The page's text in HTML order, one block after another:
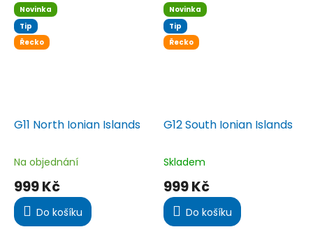
kanárských ostrovů –
ideální pro bezpečnou
plavbu pro...
kotvišť a zátok. Tištěno na
voděodolném papíru
Pretex.
Novinka
Tip
Řecko
G11 North Ionian Islands
Průměrné
hodnocení
produktu
je
5,0
Na objednání
999 Kč
Do košíku
Novinka
Tip
Řecko
G12 South Ionian Islands
Průměrné
hodnocení
produktu
je
4,5
Skladem
999 Kč
Do košíku